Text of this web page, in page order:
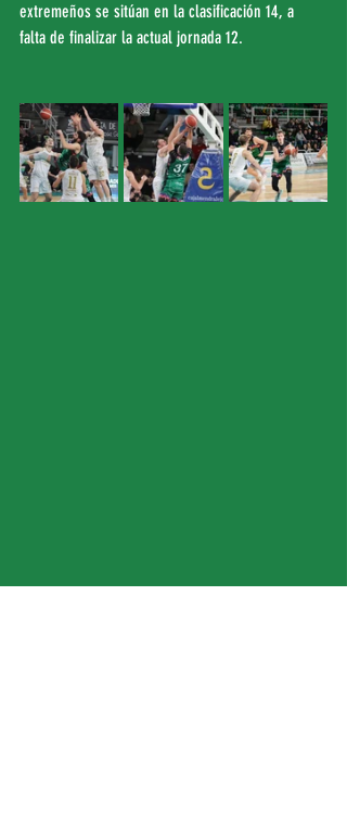
extremeños se sitúan en la clasificación 14, a
falta de finalizar la actual jornada 12.